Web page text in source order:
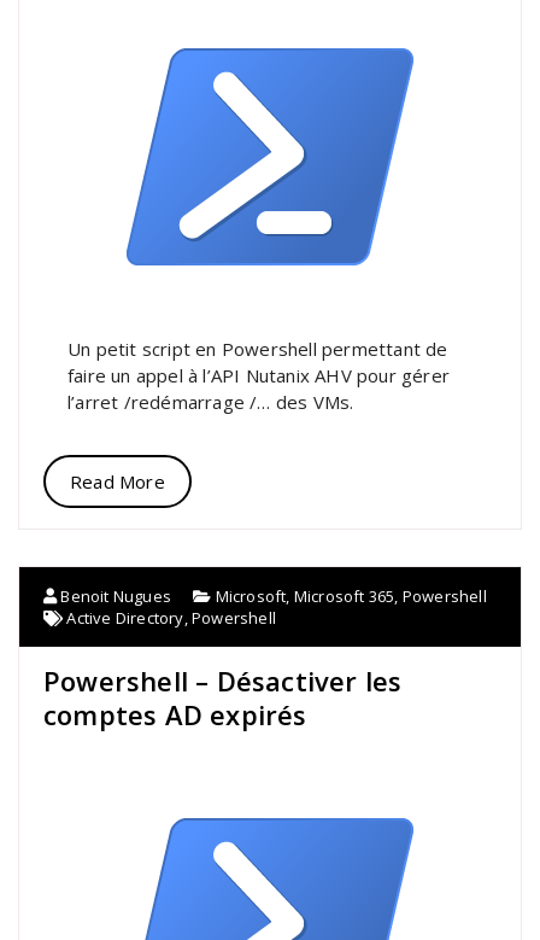
Un petit script en Powershell permettant de
faire un appel à l’API Nutanix AHV pour gérer
l’arret /redémarrage /… des VMs.
Read More
Benoit Nugues Microsoft Microsoft 365 Powershell
Active Directory ,Powershell
Powershell – Désactiver les
comptes AD expirés